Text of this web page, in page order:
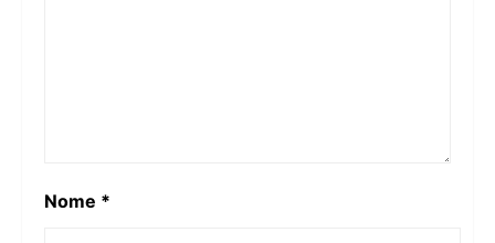
Nome *